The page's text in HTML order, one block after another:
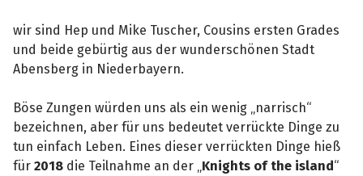
wir sind Hep und Mike Tuscher, Cousins ersten Grades
und beide gebürtig aus der wunderschönen Stadt
Abensberg in Niederbayern.
Böse Zungen würden uns als ein wenig „narrisch“
bezeichnen, aber für uns bedeutet verrückte Dinge zu
tun einfach Leben. Eines dieser verrückten Dinge hieß
für2018 die Teilnahme an der „Knights of the island“